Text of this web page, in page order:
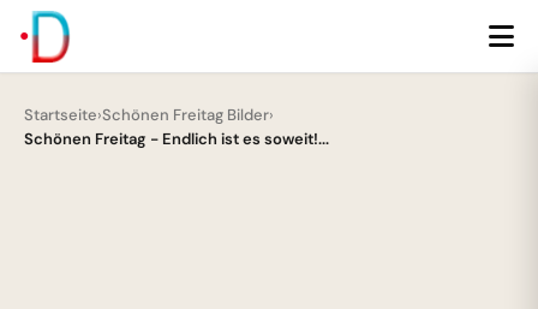
Startseite›Schönen Freitag Bilder›
Schönen Freitag - Endlich ist es soweit!...